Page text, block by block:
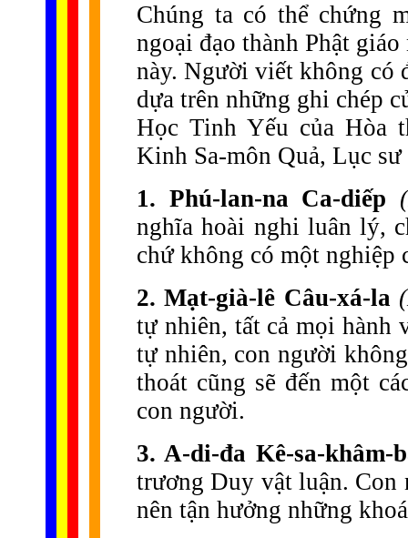
Chúng ta có thể chứng
ngoại đạo thành Phật
này. Người viết không có
dựa trên những ghi chép
Học Tinh Yếu của Hòa
Kinh Sa-môn Quả, Lục
1. Phú-lan-na Ca-diếp
nghĩa hoài nghi luân lý,
chứ không có một nghiệp
2. Mạt-già-lê Câu-xá-la
tự nhiên, tất cả mọi hành
tự nhiên, con người
thoát cũng sẽ đến một
con người.
3. A-di-đa Kê-sa-khâm-
trương Duy vật luận. Con
nên tận hưởng những